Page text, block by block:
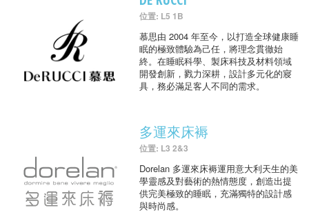
位置: L5 1B
慕思由 2004 年至今，以打造全球健康睡
眠的極致體驗為己任，將理念貫徹始
終。在睡眠科學、製床科技及材料領域
開發創新，戮力深耕，設計多元化的寢
具，務必滿足客人不同的需求。
多運來床褥
位置: L3 2&3
Dorelan 多運來床褥運用意大利天生的美
學靈感及對藝術的熱情態度，創造出提
供完美極致的睡眠，充滿獨特的設計感
與時尚感。